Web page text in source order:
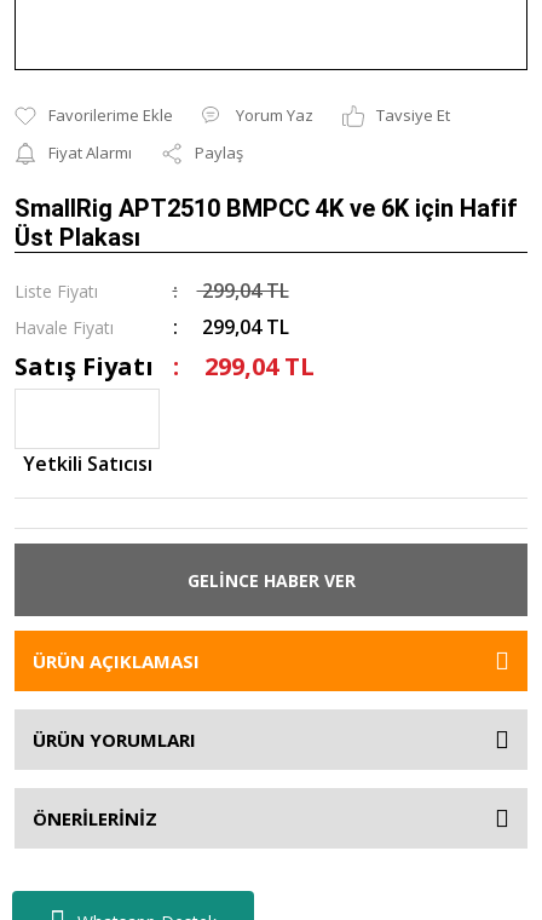
Yorum Yaz
Tavsiye Et
Fiyat Alarmı
Paylaş
SmallRig APT2510 BMPCC 4K ve 6K için Hafif
Üst ​​Plakası
Liste Fiyatı 299,04 TL
Havale Fiyatı 299,04 TL
Satış Fiyatı 299,04 TL
Yetkili Satıcısı
GELİNCE HABER VER
ÜRÜN AÇIKLAMASI
ÜRÜN YORUMLARI
ÖNERİLERİNİZ